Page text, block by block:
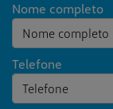
Nome completo
Telefone